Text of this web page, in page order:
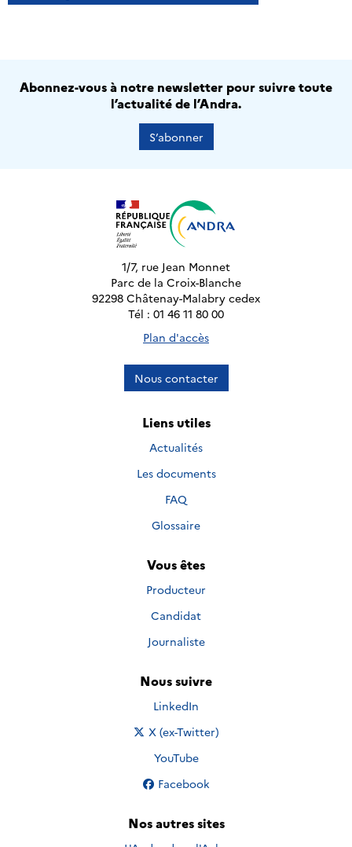
Abonnez-vous à notre newsletter pour suivre toute
l’actualité de l’Andra.
S’abonner
1/7, rue Jean Monnet
Parc de la Croix-Blanche
92298 Châtenay-Malabry cedex
Tél : 01 46 11 80 00
Plan d'accès
Nous contacter
Liens utiles
Actualités
Les documents
FAQ
Glossaire
Vous êtes
Producteur
Candidat
Journaliste
Nous suivre
Nous suivre sur
LinkedIn
Nous suivre sur
X (ex-Twitter)
Nous suivre sur
YouTube
Nous suivre sur
Facebook
Nos autres sites